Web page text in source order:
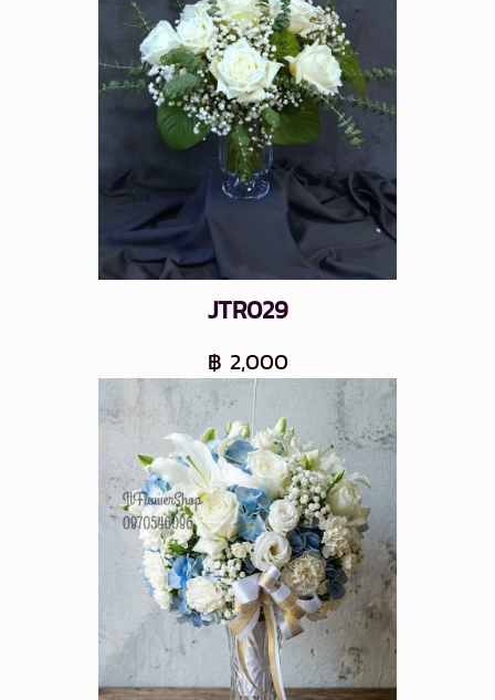
JTR029
฿ 2,000